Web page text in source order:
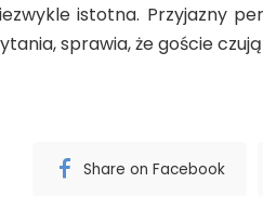
istotna. Przyjazny
sprawia, że goście
Share on Facebook